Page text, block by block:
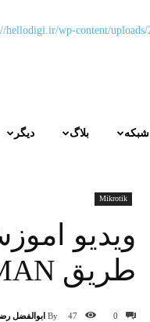
دیگر بلاگ شبکه
Mikrotik
ویدیو
طریق CAPsMAN
By ابوالفضل 0
47